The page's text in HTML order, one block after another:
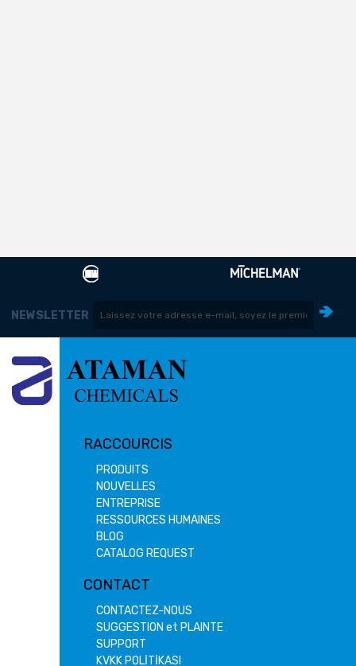
NEWSLETTER
RACCOURCIS
PRODUITS
NOUVELLES
ENTREPRISE
RESSOURCES HUMAINES
BLOG
CATALOG REQUEST
CONTACT
CONTACTEZ-NOUS
SUGGESTION et PLAINTE
SUPPORT
KVKK POLİTİKASI